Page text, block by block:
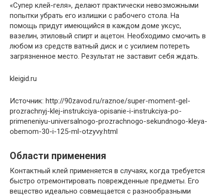
«Супер клей-геля», делают практически невозможными
попытки убрать его излишки с рабочего стола. На
помощь придут имеющийся в каждом доме уксус,
вазелин, этиловый спирт и ацетон. Необходимо смочить в
любом из средств ватный диск и с усилием потереть
загрязненное место. Результат не заставит себя ждать.
kleigid.ru
Источник: http://90zavod.ru/raznoe/super-moment-gel-
prozrachnyj-klej-instrukciya-opisanie-i-instrukciya-po-
primeneniyu-universalnogo-prozrachnogo-sekundnogo-kleya-
obemom-30-i-125-ml-otzyvy.html
Области применения
Контактный клей применяется в случаях, когда требуется
быстро отремонтировать поврежденные предметы. Его
вещество идеально совмещается с разнообразными